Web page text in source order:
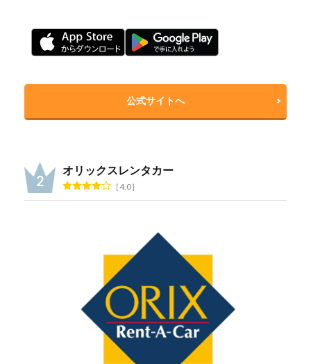
公式サイトへ
オリックスレンタカー
4.0